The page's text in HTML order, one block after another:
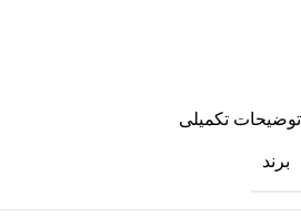
توضیحات تکمیلی
برند